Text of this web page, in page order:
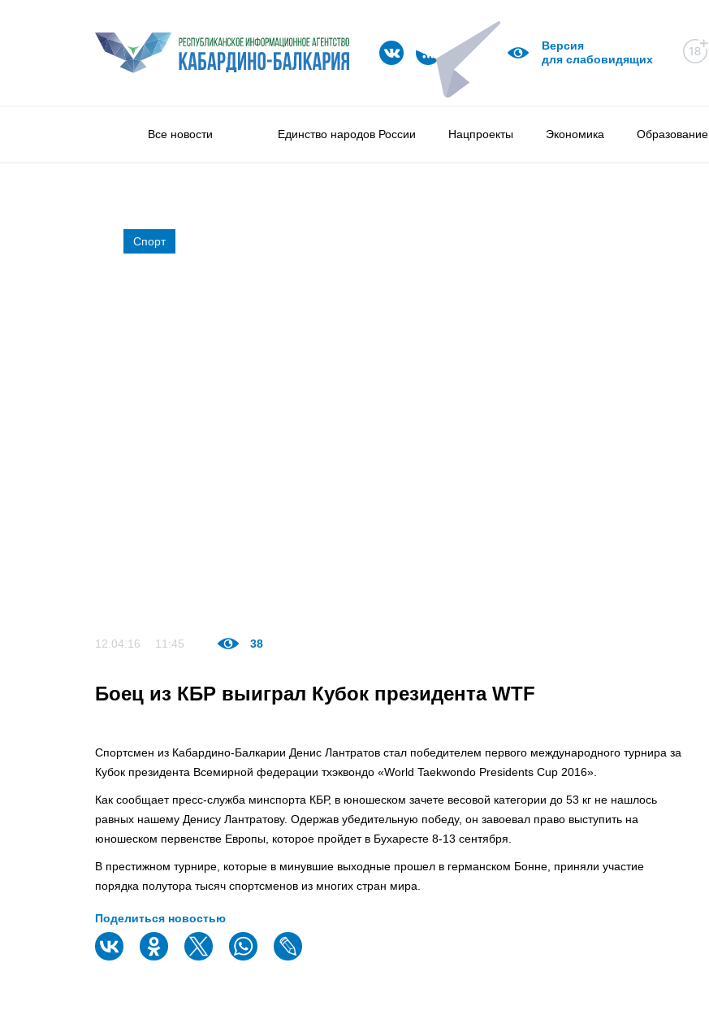
Версия
для слабовидящих
Все новости Единство народов России Нацпроекты Экономика Образование
Спорт
12.04.16 11:45 38
Боец из КБР выиграл Кубок президента WTF
Спортсмен из Кабардино-Балкарии Денис Лантратов стал победителем первого международного турнира за
Кубок президента Всемирной федерации тхэквондо «World Taekwondo Presidents Cup 2016».
Как сообщает пресс-служба минспорта КБР, в юношеском зачете весовой категории до 53 кг не нашлось
равных нашему Денису Лантратову. Одержав убедительную победу, он завоевал право выступить на
юношеском первенстве Европы, которое пройдет в Бухаресте 8-13 сентября.
В престижном турнире, которые в минувшие выходные прошел в германском Бонне, приняли участие
порядка полутора тысяч спортсменов из многих стран мира.
Поделиться новостью